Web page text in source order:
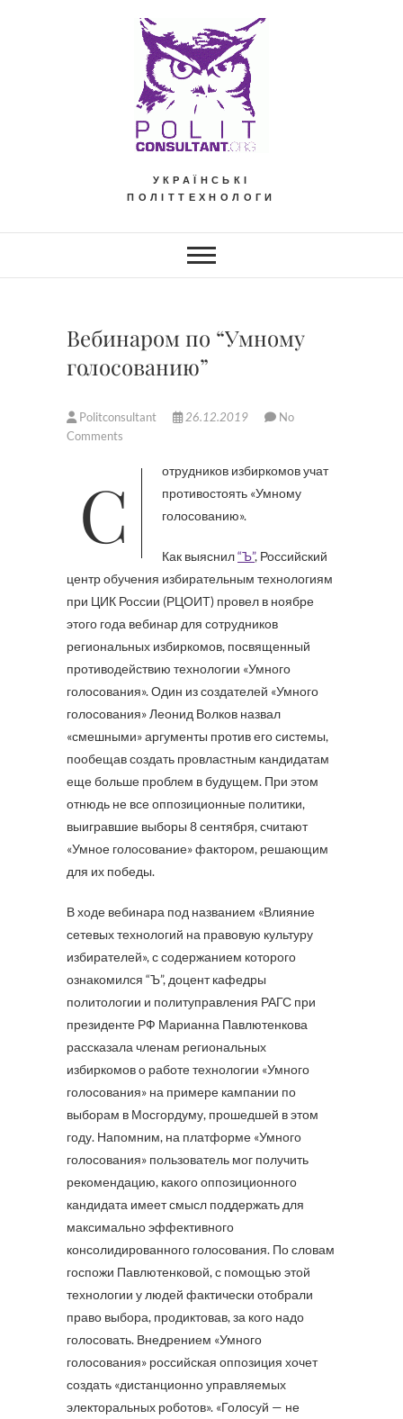
УКРАЇНСЬКІ
ПОЛІТТЕХНОЛОГИ
Вебинаром по “Умному
голосованию”
Politconsultant 26.12.2019
No
Comments
Сотрудников избиркомов учат
противостоять «Умному
голосованию».
Как выяснил“Ъ”, Российский
центр обучения избирательным технологиям
при ЦИК России (РЦОИТ) провел в ноябре
этого года вебинар для сотрудников
региональных избиркомов, посвященный
противодействию технологии «Умного
голосования». Один из создателей «Умного
голосования» Леонид Волков назвал
«смешными» аргументы против его системы,
пообещав создать провластным кандидатам
еще больше проблем в будущем. При этом
отнюдь не все оппозиционные политики,
выигравшие выборы 8 сентября, считают
«Умное голосование» фактором, решающим
для их победы.
В ходе вебинара под названием «Влияние
сетевых технологий на правовую культуру
избирателей», с содержанием которого
ознакомился “Ъ”, доцент кафедры
политологии и политуправления РАГС при
президенте РФ Марианна Павлютенкова
рассказала членам региональных
избиркомов о работе технологии «Умного
голосования» на примере кампании по
выборам в Мосгордуму, прошедшей в этом
году. Напомним, на платформе «Умного
голосования» пользователь мог получить
рекомендацию, какого оппозиционного
кандидата имеет смысл поддержать для
максимально эффективного
консолидированного голосования. По словам
госпожи Павлютенковой, с помощью этой
технологии у людей фактически отобрали
право выбора, продиктовав, за кого надо
голосовать. Внедрением «Умного
голосования» российская оппозиция хочет
создать «дистанционно управляемых
электоральных роботов». «Голосуй — не